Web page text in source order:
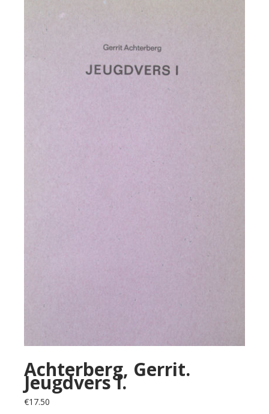
Achterberg, Gerrit.
Jeugdvers I.
€17.50